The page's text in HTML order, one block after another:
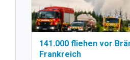
141.000 fliehen vor
Frankreich